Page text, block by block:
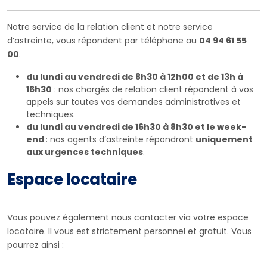
Notre service de la relation client et notre service
d’astreinte, vous répondent par téléphone au 04 94 61 55
00.
du lundi au vendredi de 8h30 à 12h00 et de 13h à
16h30 : nos chargés de relation client répondent à vos
appels sur toutes vos demandes administratives et
techniques.
du lundi au vendredi de 16h30 à 8h30 et le week-
end : nos agents d’astreinte répondront uniquement
aux urgences techniques.
Espace locataire
Vous pouvez également nous contacter via votre espace
locataire. Il vous est strictement personnel et gratuit. Vous
pourrez ainsi :